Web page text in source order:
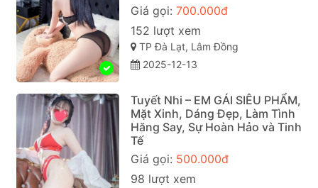
Giá gọi: 700.000đ
152 lượt xem
TP Đà Lạt, Lâm Đồng
2025-12-13
Tuyết Nhi – EM GÁI SIÊU PHẨM,
Mặt Xinh, Dáng Đẹp, Làm Tình
Hăng Say, Sự Hoàn Hảo và Tinh
Tế
Giá gọi: 500.000đ
98 lượt xem